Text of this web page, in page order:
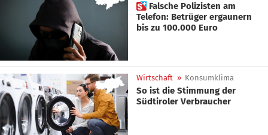
 Falsche Polizisten am
Telefon: Betrüger ergaunern
bis zu 100.000 Euro
Wirtschaft » Konsumklima
So ist die Stimmung der
Südtiroler Verbraucher